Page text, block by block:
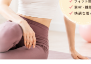
First
ピラティスコラム
美容のために今日から
たい5つの生活習慣｜内